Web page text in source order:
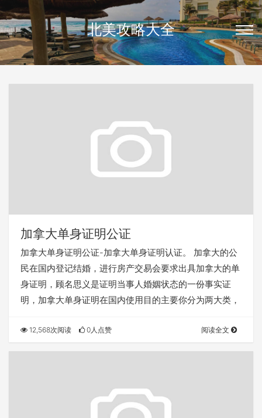
北美攻略大全
加拿大单身证明公证
加拿大单身证明公证-加拿大单身证明认证。 加拿大的公
民在国内登记结婚，进行房产交易会要求出具加拿大的单
身证明，顾名思义是证明当事人婚姻状态的一份事实证
明，加拿大单身证明在国内使用目的主要你分为两大类，
12,568次阅读 0人点赞 阅读全文